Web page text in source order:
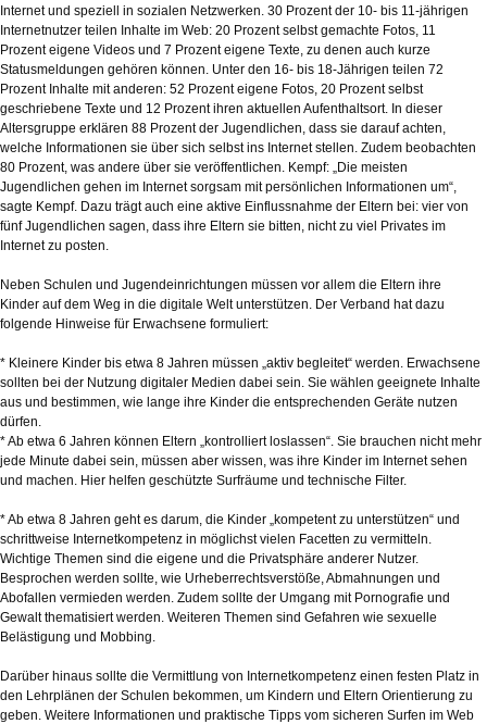
Internet und speziell in sozialen Netzwerken. 30 Prozent der 10- bis 11-jährigen
Internetnutzer teilen Inhalte im Web: 20 Prozent selbst gemachte Fotos, 11
Prozent eigene Videos und 7 Prozent eigene Texte, zu denen auch kurze
Statusmeldungen gehören können. Unter den 16- bis 18-Jährigen teilen 72
Prozent Inhalte mit anderen: 52 Prozent eigene Fotos, 20 Prozent selbst
geschriebene Texte und 12 Prozent ihren aktuellen Aufenthaltsort. In dieser
Altersgruppe erklären 88 Prozent der Jugendlichen, dass sie darauf achten,
welche Informationen sie über sich selbst ins Internet stellen. Zudem beobachten
80 Prozent, was andere über sie veröffentlichen. Kempf: „Die meisten
Jugendlichen gehen im Internet sorgsam mit persönlichen Informationen um“,
sagte Kempf. Dazu trägt auch eine aktive Einflussnahme der Eltern bei: vier von
fünf Jugendlichen sagen, dass ihre Eltern sie bitten, nicht zu viel Privates im
Internet zu posten.
Neben Schulen und Jugendeinrichtungen müssen vor allem die Eltern ihre
Kinder auf dem Weg in die digitale Welt unterstützen. Der Verband hat dazu
folgende Hinweise für Erwachsene formuliert:
* Kleinere Kinder bis etwa 8 Jahren müssen „aktiv begleitet“ werden. Erwachsene
sollten bei der Nutzung digitaler Medien dabei sein. Sie wählen geeignete Inhalte
aus und bestimmen, wie lange ihre Kinder die entsprechenden Geräte nutzen
dürfen.
* Ab etwa 6 Jahren können Eltern „kontrolliert loslassen“. Sie brauchen nicht mehr
jede Minute dabei sein, müssen aber wissen, was ihre Kinder im Internet sehen
und machen. Hier helfen geschützte Surfräume und technische Filter.
* Ab etwa 8 Jahren geht es darum, die Kinder „kompetent zu unterstützen“ und
schrittweise Internetkompetenz in möglichst vielen Facetten zu vermitteln.
Wichtige Themen sind die eigene und die Privatsphäre anderer Nutzer.
Besprochen werden sollte, wie Urheberrechtsverstöße, Abmahnungen und
Abofallen vermieden werden. Zudem sollte der Umgang mit Pornografie und
Gewalt thematisiert werden. Weiteren Themen sind Gefahren wie sexuelle
Belästigung und Mobbing.
Darüber hinaus sollte die Vermittlung von Internetkompetenz einen festen Platz in
den Lehrplänen der Schulen bekommen, um Kindern und Eltern Orientierung zu
geben. Weitere Informationen und praktische Tipps vom sicheren Surfen im Web